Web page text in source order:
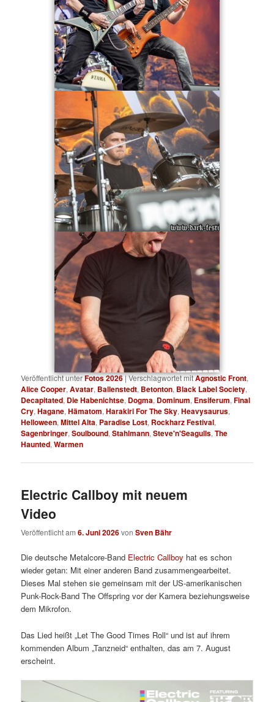
Veröffentlicht unterFotos 2026|Verschlagwortet mitAgnostic Front,
Alice Cooper,Avatar, Ballenstedt, Betonton, Black Label Society,
Decapitated, Die Habenichtse, Dogma, Dominum, Ensiferum,Final
Cry,Hagane,Hämatom,Harakiri For The Sky,Heavysaurus,
Helloween,Mittel Alta, Paradise Lost, Rockharz Festival,
Sagenbringer,Soulbound,Stahlmann,Steve'n'Seagulls,The
Haunted,Warmen
Electric Callboy mit neuem
Video
Veröffentlicht am6. Juni 2026vonSven Bähr
Die deutsche Metalcore-Band Electric Callboy hat es schon
wieder getan: Mit einer anderen Band zusammengearbeitet.
Dieses Mal stehen sie gemeinsam mit der US-amerikanischen
Punk-Rock-Band The Offspring vor der Kamera beziehungsweise
dem Mikrofon.
Das Lied heißt „Let The Good Times Roll“ und ist auf ihrem
kommenden Album „Tanzneid“ enthalten, das am 7. August
erscheint.